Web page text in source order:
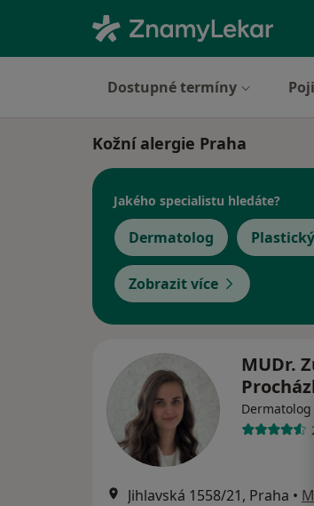
Dostupné termíny
Kožní alergie Praha
Jakého specialistu hledáte?
Dermatolog
Zobrazit více
MUDr.
Dermatolog
Jihlavská 1558/21, Praha •